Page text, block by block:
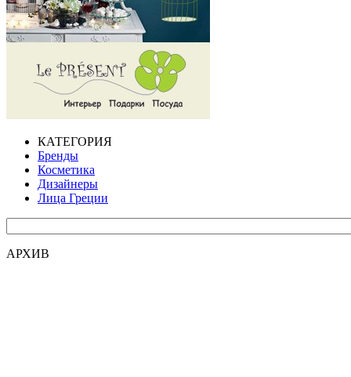
КАТЕГОРИЯ
Бренды
Косметика
Дизайнеры
Лица Греции
АРХИВ